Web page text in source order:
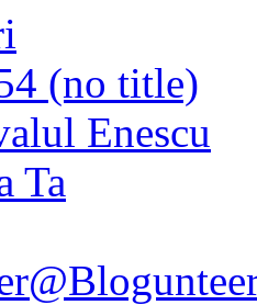
(no title)
Enescu
Ta